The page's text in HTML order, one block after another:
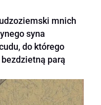
mnich
syna
do którego
parą